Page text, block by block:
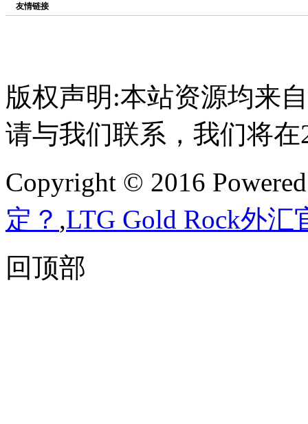
友情链接
版权声明:本站资源均来
请与我们联系，我们将
Copyright © 2016
定？ ,LTG Gold Rock外汇
回顶部